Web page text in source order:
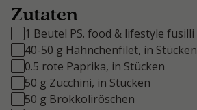
Zutaten
1 Beutel PS. food & lifestyle fusilli
40-50 g Hähnchenfilet, in Stücken
0.5 rote Paprika, in Stücken
50 g Zucchini, in Stücken
50 g Brokkoliröschen